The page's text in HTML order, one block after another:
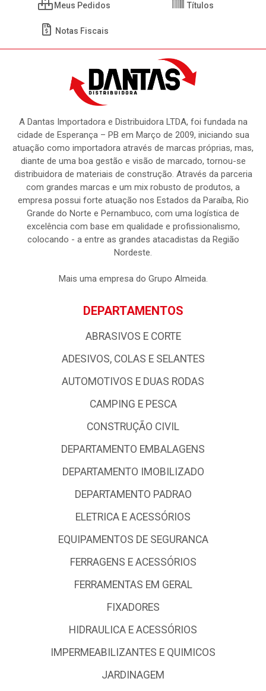
Meus Pedidos Títulos
Notas Fiscais
A Dantas Importadora e Distribuidora LTDA, foi fundada na
cidade de Esperança – PB em Março de 2009, iniciando sua
atuação como importadora através de marcas próprias, mas,
diante de uma boa gestão e visão de marcado, tornou-se
distribuidora de materiais de construção. Através da parceria
com grandes marcas e um mix robusto de produtos, a
empresa possui forte atuação nos Estados da Paraíba, Rio
Grande do Norte e Pernambuco, com uma logística de
excelência com base em qualidade e profissionalismo,
colocando - a entre as grandes atacadistas da Região
Nordeste.
Mais uma empresa do Grupo Almeida.
DEPARTAMENTOS
ABRASIVOS E CORTE
ADESIVOS, COLAS E SELANTES
AUTOMOTIVOS E DUAS RODAS
CAMPING E PESCA
CONSTRUÇÃO CIVIL
DEPARTAMENTO EMBALAGENS
DEPARTAMENTO IMOBILIZADO
DEPARTAMENTO PADRAO
ELETRICA E ACESSÓRIOS
EQUIPAMENTOS DE SEGURANCA
FERRAGENS E ACESSÓRIOS
FERRAMENTAS EM GERAL
FIXADORES
HIDRAULICA E ACESSÓRIOS
IMPERMEABILIZANTES E QUIMICOS
JARDINAGEM